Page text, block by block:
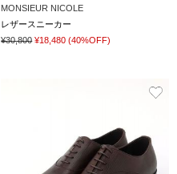
MONSIEUR NICOLE
レザースニーカー
¥30,800 ¥18,480 (40%OFF)